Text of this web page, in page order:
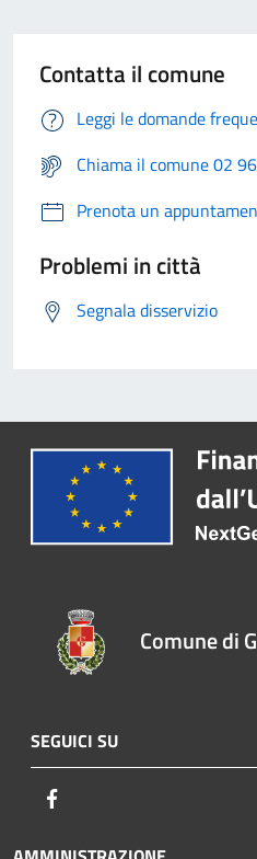
Contatta il comune
Leggi le domande
Chiama il comune 02
Prenota un
Problemi in città
Segnala disservizio
Comune di
SEGUICI SU